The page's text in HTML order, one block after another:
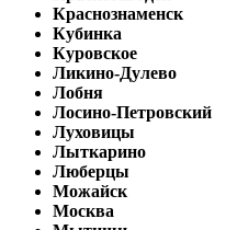
Краснознаменск
Кубинка
Куровское
Ликино-Дулево
Лобня
Лосино-Петровский
Луховицы
Лыткарино
Люберцы
Можайск
Москва